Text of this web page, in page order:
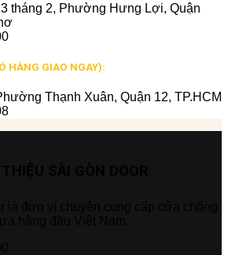
tháng 2, Phường Hưng Lợi, Quận
HÀNG GIAO NGAY):
Thạnh Xuân, Quận 12, TP.HCM